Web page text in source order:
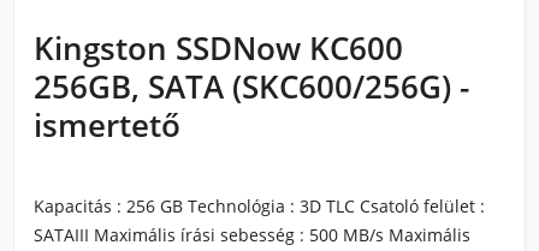
Kingston SSDNow KC600
256GB, SATA (SKC600/256G) -
ismertető
Kapacitás : 256 GB Technológia : 3D TLC Csatoló felület :
SATAIII Maximális írási sebesség : 500 MB/s Maximális